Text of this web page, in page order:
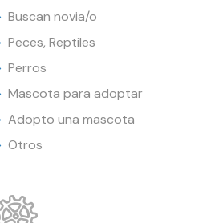
Buscan novia/o
Peces, Reptiles
Perros
Mascota para adoptar
Adopto una mascota
Otros